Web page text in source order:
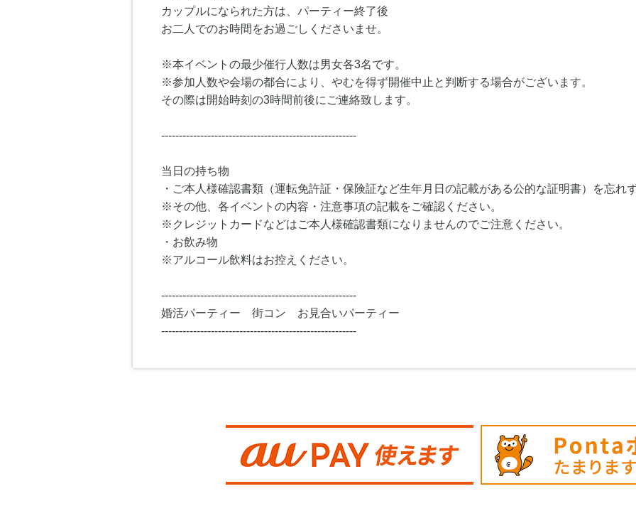
カップルになられた方は、パーティー終了後
お二人でのお時間をお過ごしくださいませ。
※本イベントの最少催行人数は男女各3名です。
※参加人数や会場の都合により、やむを得ず開催中止と判断する場合がございます。
その際は開始時刻の3時間前後にご連絡致します。
-------------------------------------------------------
当日の持ち物
・ご本人様確認書類（運転免許証・保険証など生年月日の記載がある公的な証明書）を忘れ
※その他、各イベントの内容・注意事項の記載をご確認ください。
※クレジットカードなどはご本人様確認書類になりませんのでご注意ください。
・お飲み物
※アルコール飲料はお控えください。
-------------------------------------------------------
婚活パーティー 街コン お見合いパーティー
-------------------------------------------------------